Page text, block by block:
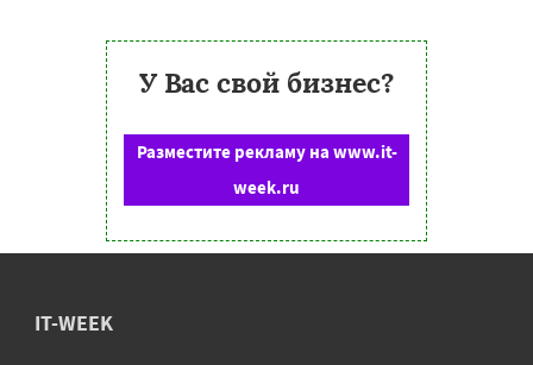
У Вас свой бизнес?
Разместите рекламу на www.it-
week.ru
IT-WEEK